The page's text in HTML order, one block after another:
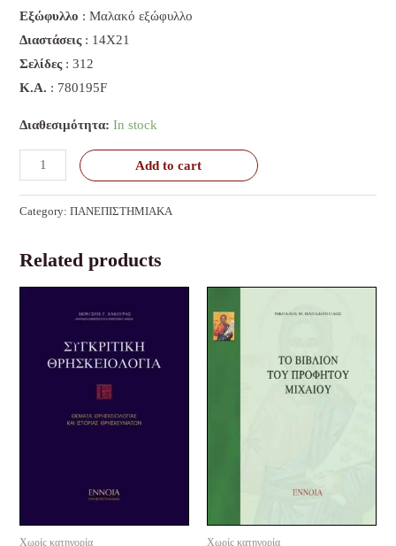
Εξώφυλλο : Μαλακό εξώφυλλο
Διαστάσεις: 14Χ21
Σελίδες: 312
K.A. : 780195F
Διαθεσιμότητα: In stock
Add to cart
Category:ΠΑΝΕΠΙΣΤΗΜΙΑΚΑ
Related products
Χωρίς κατηγορία
was:
is:
Χωρίς κατηγορία